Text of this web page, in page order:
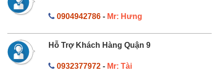
0904942786- Mr: Hưng
Hỗ Trợ Khách Hàng Quận 9
0932377972- Mr: Tài